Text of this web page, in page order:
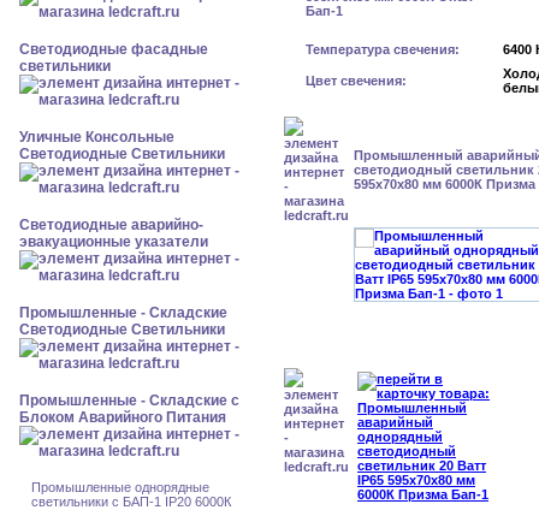
Светодиодные фасадные
светильники
Уличные Консольные
Светодиодные Светильники
Светодиодные аварийно-
эвакуационные указатели
Промышленные - Складские
Светодиодные Светильники
Промышленные - Складские с
Блоком Аварийного Питания
Промышленные однорядные
светильники с БАП-1 IP20 6000К
Температура свечения: 6400
Цвет свечения:
Промышленный
светодиодный светильник
595x70x80 мм 6000К